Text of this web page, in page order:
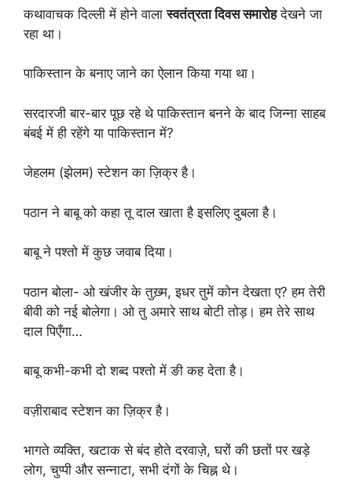
कथावाचक दिल्ली में होने वालास्वतंत्रता दिवस समारोहदेखने जा
रहा था।
पाकिस्तान के बनाए जाने का ऐलान किया गया था।
सरदारजी बार-बार पूछ रहे थे पाकिस्तान बनने के बाद जिन्ना साहब
बंबई में ही रहेंगे या पाकिस्तान में?
जेहलम (झेलम) स्टेशन का ज़िक्र है।
पठान ने बाबू को कहा तू दाल खाता है इसलिए दुबला है।
बाबू ने पश्तो में कुछ जवाब दिया।
पठान बोला- ओ खंजीर के तुख़्म, इधर तुमें कोन देखता ए? हम तेरी
बीवी को नई बोलेगा। ओ तु अमारे साथ बोटी तोड़। हम तेरे साथ
दाल पिएँगा…
बाबू कभी-कभी दो शब्द पश्तो में ङी कह देता है।
वज़ीराबाद स्टेशन का ज़िक्र है।
भागते व्यक्ति, खटाक से बंद होते दरवाज़े, घरों की छतों पर खड़े
लोग, चुप्पी और सन्नाटा, सभी दंगों के चिह्न थे।